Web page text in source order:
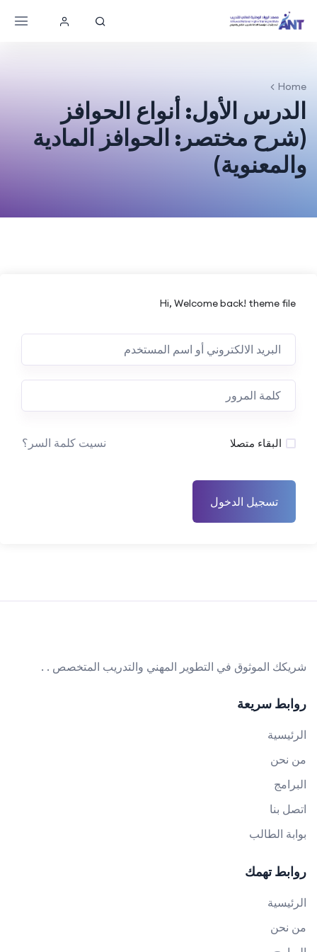
Home
الدرس الأول: أنواع الحوافز
(شرح مختصر: الحوافز المادية
والمعنوية)
Hi, Welcome back! theme file
البقاء متصلا نسيت كلمة السر؟
تسجيل الدخول
شريكك الموثوق في التطوير المهني والتدريب المتخصص . .
روابط سريعة
الرئيسية
من نحن
البرامج
اتصل بنا
بوابة الطالب
روابط تهمك
الرئيسية
من نحن